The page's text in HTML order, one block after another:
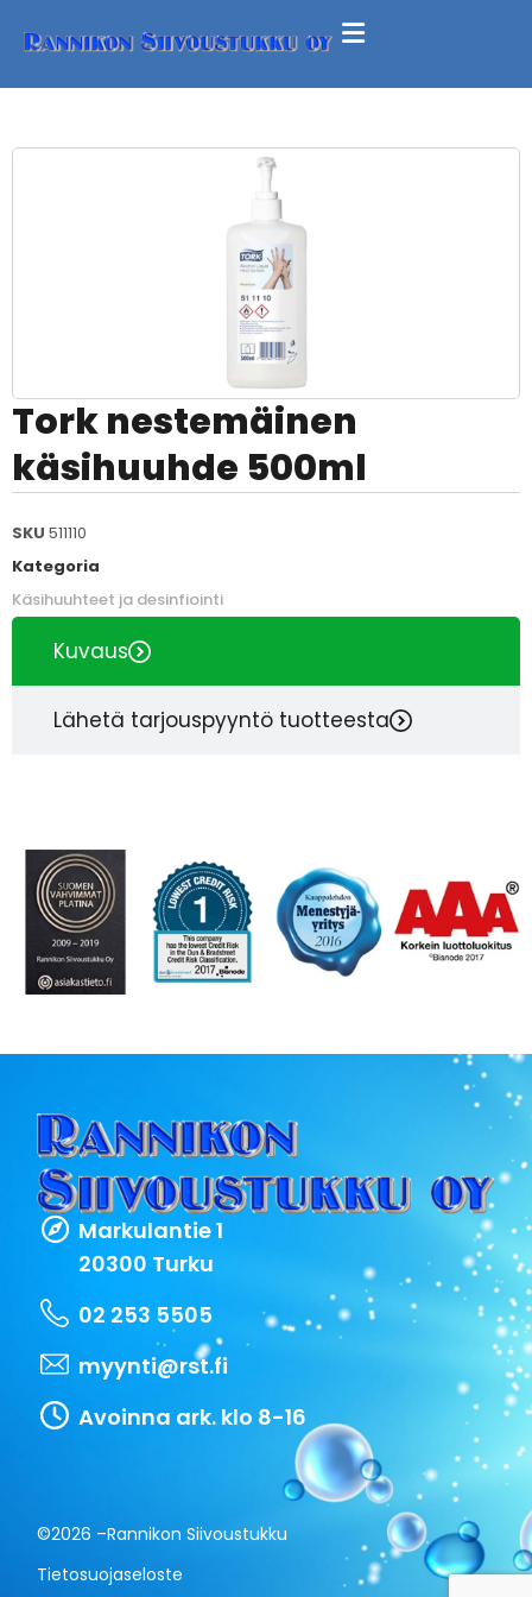
Tork nestemäinen
käsihuuhde 500ml
SKU 511110
Kategoria
Käsihuuhteet ja desinfiointi
Kuvaus
Lähetä tarjouspyyntö tuotteesta
Markulantie 1
20300 Turku
02 253 5505
myynti@rst.fi
Avoinna ark. klo 8-16
©2026 –Rannikon Siivoustukku
Tietosuojaseloste